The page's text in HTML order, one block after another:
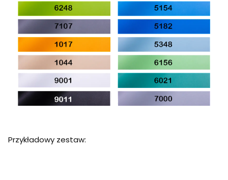
Przykładowy zestaw: